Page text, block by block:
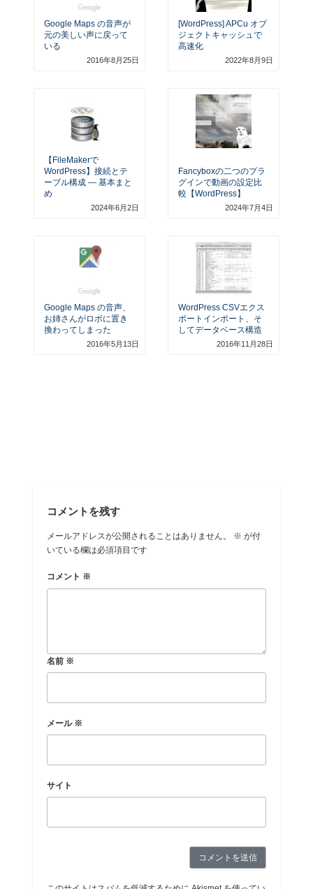
Google Maps の音声が
元の美しい声に戻って
いる
2016年8月25日
[WordPress] APCu オブ
ジェクトキャッシュで
高速化
2022年8月9日
【FileMakerで
WordPress】接続とテ
ーブル構成 — 基本まと
め
2024年6月2日
Fancyboxの二つのプラ
グインで動画の設定比
較【WordPress】
2024年7月4日
Google Maps の音声、
お姉さんがロボに置き
換わってしまった
2016年5月13日
WordPress CSVエクス
ポートインポート、そ
してデータベース構造
2016年11月28日
コメントを残す
メールアドレスが公開されることはありません。 ※ が付
いている欄は必須項目です
コメント ※
名前 ※
メール ※
サイト